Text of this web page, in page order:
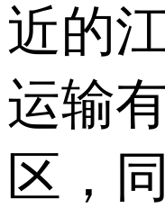
近的
运输
区，